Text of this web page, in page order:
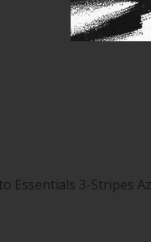
Essentials 3-Stripes